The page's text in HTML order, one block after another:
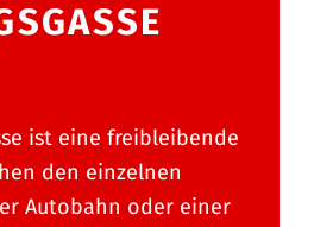
ist eine freibleibende
den einzelnen
Autobahn oder einer